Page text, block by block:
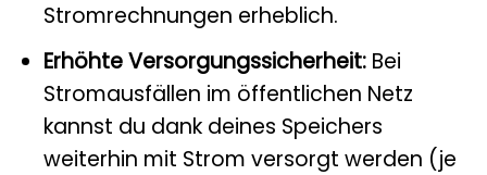
Stromrechnungen erheblich.
Erhöhte Versorgungssicherheit:Bei
Stromausfällen im öffentlichen Netz
kannst du dank deines Speichers
weiterhin mit Strom versorgt werden (je